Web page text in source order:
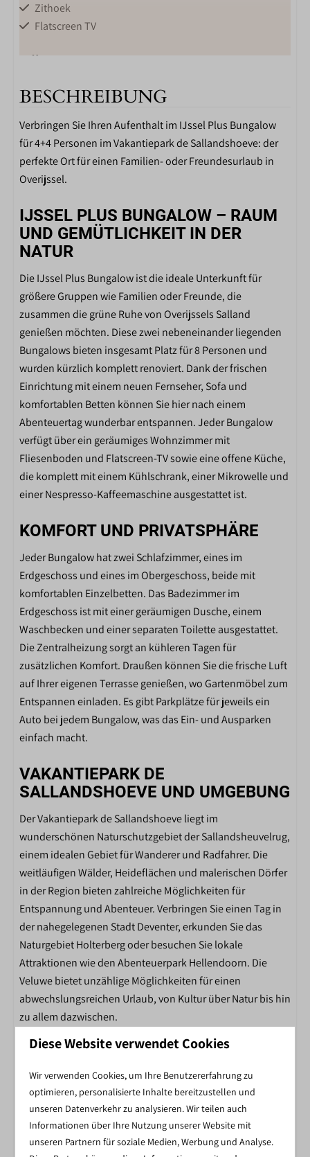
Zithoek
Flatscreen TV
Eettafel
Drinkglazen
Wijnglazen
4-Platten-Herd
Komplett eingerichtete Küche mit vollem
Kühlschrank-Gefrierschrank-Kombination
Magnetron mit grill
Nespresso
SCHLAFZIMMER
Anzahl der Schlafzimmer: 4
Stopcontact bij bed
Kledingkast
Afmeting bedden 80*200cm
BADEZIMMER
Wastafel
Dusche
Bad mit Dusche und Waschbecken
Patio
Parkplatz
Gartenmöbel
PARKFACILITEITEN DE
SALLANDSHOEVE
Buitenspeeltuin
Tafeltennistafel
Midgetgolf
Binnenzwembad
Winkel
Interactieve voetbalmuur
Spellenplein
Speelvijver
Skelterverhuur
Receptie
Fietsverhuur
Toiletgebouw
Restaurant
BESCHREIBUNG
Verbringen Sie Ihren Aufenthalt im IJssel Plus Bungalow
für 4+4 Personen im Vakantiepark de Sallandshoeve: der
perfekte Ort für einen Familien- oder Freundesurlaub in
Overijssel.
IJSSEL PLUS BUNGALOW – RAUM
UND GEMÜTLICHKEIT IN DER
NATUR
Die IJssel Plus Bungalow ist die ideale Unterkunft für
größere Gruppen wie Familien oder Freunde, die
zusammen die grüne Ruhe von Overijssels Salland
genießen möchten. Diese zwei nebeneinander liegenden
Bungalows bieten insgesamt Platz für 8 Personen und
wurden kürzlich komplett renoviert. Dank der frischen
Einrichtung mit einem neuen Fernseher, Sofa und
komfortablen Betten können Sie hier nach einem
Abenteuertag wunderbar entspannen. Jeder Bungalow
verfügt über ein geräumiges Wohnzimmer mit
Fliesenboden und Flatscreen-TV sowie eine offene Küche,
die komplett mit einem Kühlschrank, einer Mikrowelle und
einer Nespresso-Kaffeemaschine ausgestattet ist.
KOMFORT UND PRIVATSPHÄRE
Jeder Bungalow hat zwei Schlafzimmer, eines im
Erdgeschoss und eines im Obergeschoss, beide mit
komfortablen Einzelbetten. Das Badezimmer im
Erdgeschoss ist mit einer geräumigen Dusche, einem
Waschbecken und einer separaten Toilette ausgestattet.
Die Zentralheizung sorgt an kühleren Tagen für
zusätzlichen Komfort. Draußen können Sie die frische Luft
auf Ihrer eigenen Terrasse genießen, wo Gartenmöbel zum
Entspannen einladen. Es gibt Parkplätze für jeweils ein
Auto bei jedem Bungalow, was das Ein- und Ausparken
einfach macht.
VAKANTIEPARK DE
SALLANDSHOEVE UND UMGEBUNG
Der Vakantiepark de Sallandshoeve liegt im
wunderschönen Naturschutzgebiet der Sallandsheuvelrug,
einem idealen Gebiet für Wanderer und Radfahrer. Die
weitläufigen Wälder, Heideflächen und malerischen Dörfer
in der Region bieten zahlreiche Möglichkeiten für
Entspannung und Abenteuer. Verbringen Sie einen Tag in
der nahegelegenen Stadt Deventer, erkunden Sie das
Naturgebiet Holterberg oder besuchen Sie lokale
Attraktionen wie den Abenteuerpark Hellendoorn. Die
Veluwe bietet unzählige Möglichkeiten für einen
abwechslungsreichen Urlaub, von Kultur über Natur bis hin
zu allem dazwischen.
INCLUSIEF BIJ ELKE BOEKING
GRATIS WIFI BIJ JOUW ACCOMMODATIE
Diese Website verwendet Cookies
Wir verwenden Cookies, um Ihre Benutzererfahrung zu
optimieren, personalisierte Inhalte bereitzustellen und
unseren Datenverkehr zu analysieren. Wir teilen auch
Informationen über Ihre Nutzung unserer Website mit
unseren Partnern für soziale Medien, Werbung und Analyse.